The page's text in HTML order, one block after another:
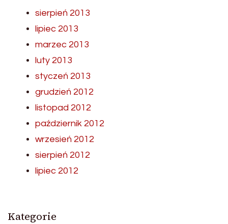
sierpień 2013
lipiec 2013
marzec 2013
luty 2013
styczeń 2013
grudzień 2012
listopad 2012
październik 2012
wrzesień 2012
sierpień 2012
lipiec 2012
Kategorie